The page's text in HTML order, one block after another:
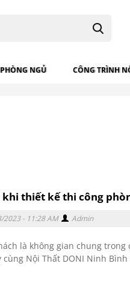
PHÒNG NGỦ CÔNG TRÌNH
thiết kế thi công
2023 - 11:28 AM Admin
là không gian chung
cùng Nội Thất DONI Ninh